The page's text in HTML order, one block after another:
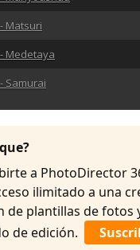
Matsuri
Medetaya
Samurai
Spring
Tea Ceremony
a PhotoDirector
ilimitado a una
de plantillas de fotos
de edición.